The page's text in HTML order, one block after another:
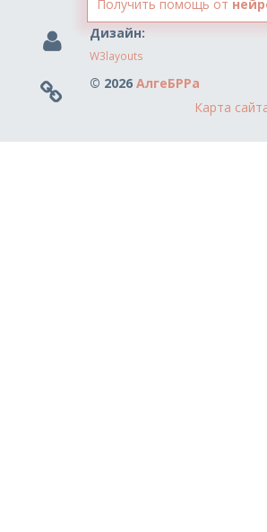
Получить помощь от
Дизайн:
W3layouts
© 2026 АлгеБРРа
Карта